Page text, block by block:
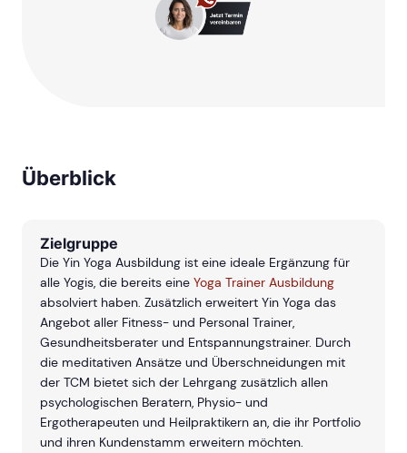
Überblick
Zielgruppe
Die Yin Yoga Ausbildung ist eine ideale Ergänzung für
alle Yogis, die bereits eine Yoga Trainer Ausbildung
absolviert haben. Zusätzlich erweitert Yin Yoga das
Angebot aller Fitness- und Personal Trainer,
Gesundheitsberater und Entspannungstrainer. Durch
die meditativen Ansätze und Überschneidungen mit
der TCM bietet sich der Lehrgang zusätzlich allen
psychologischen Beratern, Physio- und
Ergotherapeuten und Heilpraktikern an, die ihr Portfolio
und ihren Kundenstamm erweitern möchten.